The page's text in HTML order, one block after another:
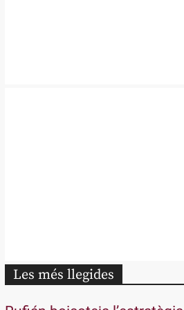
Les més llegides